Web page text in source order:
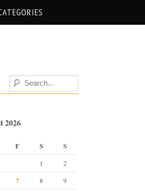
2026
F S S
1
2
7 8
9